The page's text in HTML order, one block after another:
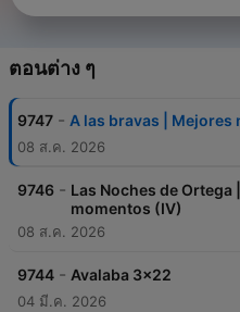
ตอนต่าง ๆ
9747 - A las bravas | Mejores
08 ส.ค. 2026
9746 - Las Noches de Ortega
momentos (IV)
08 ส.ค. 2026
9744 - Avalaba 3x22
04 มี.ค. 2026